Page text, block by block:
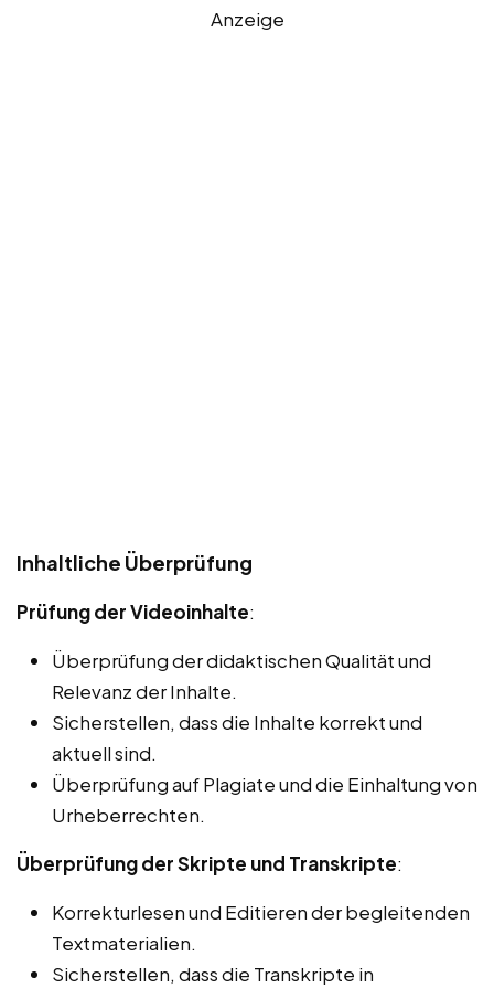
Anzeige
Inhaltliche Überprüfung
Prüfung der Videoinhalte:
Überprüfung der didaktischen Qualität und
Relevanz der Inhalte.
Sicherstellen, dass die Inhalte korrekt und
aktuell sind.
Überprüfung auf Plagiate und die Einhaltung von
Urheberrechten.
Überprüfung der Skripte und Transkripte:
Korrekturlesen und Editieren der begleitenden
Textmaterialien.
Sicherstellen, dass die Transkripte in